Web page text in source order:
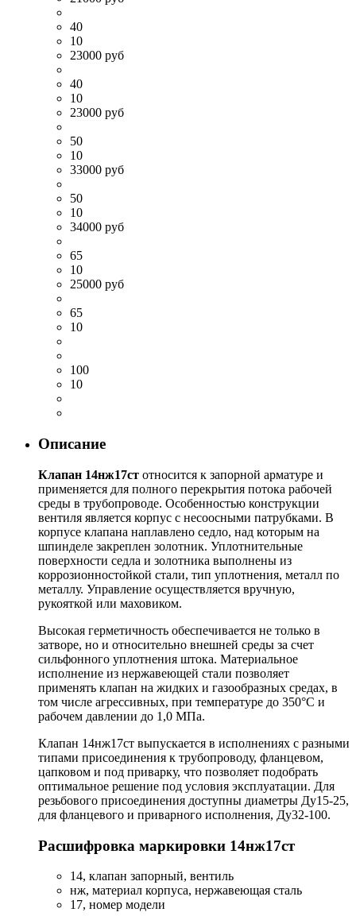
40
10
23000 руб
40
10
23000 руб
50
10
33000 руб
50
10
34000 руб
65
10
25000 руб
65
10
100
10
Описание
Клапан 14нж17ст относится к запорной арматуре и
применяется для полного перекрытия потока рабочей
среды в трубопроводе. Особенностью конструкции
вентиля является корпус с несоосными патрубками. В
корпусе клапана наплавлено седло, над которым на
шпинделе закреплен золотник. Уплотнительные
поверхности седла и золотника выполнены из
коррозионностойкой стали, тип уплотнения, металл по
металлу. Управление осуществляется вручную,
рукояткой или маховиком.
Высокая герметичность обеспечивается не только в
затворе, но и относительно внешней среды за счет
сильфонного уплотнения штока. Материальное
исполнение из нержавеющей стали позволяет
применять клапан на жидких и газообразных средах, в
том числе агрессивных, при температуре до 350°С и
рабочем давлении до 1,0 МПа.
Клапан 14нж17ст выпускается в исполнениях с разными
типами присоединения к трубопроводу, фланцевом,
цапковом и под приварку, что позволяет подобрать
оптимальное решение под условия эксплуатации. Для
резьбового присоединения доступны диаметры Ду15-25,
для фланцевого и приварного исполнения, Ду32-100.
Расшифровка маркировки 14нж17ст
14, клапан запорный, вентиль
нж, материал корпуса, нержавеющая сталь
17, номер модели